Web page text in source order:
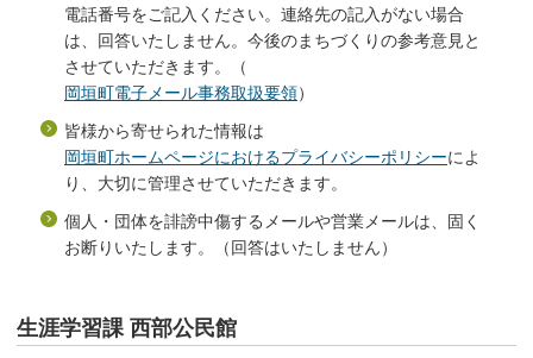
電話番号をご記入ください。連絡先の記入がない場合
は、回答いたしません。今後のまちづくりの参考意見と
させていただきます。（
岡垣町電子メール事務取扱要領）
皆様から寄せられた情報は
岡垣町ホームページにおけるプライバシーポリシーによ
り、大切に管理させていただきます。
個人・団体を誹謗中傷するメールや営業メールは、固く
お断りいたします。（回答はいたしません）
生涯学習課 西部公民館